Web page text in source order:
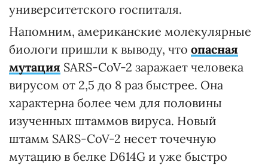
университетского госпиталя.
Напомним, американские молекулярные
биологи пришли к выводу, что опасная
мутация SARS-CoV-2 заражает человека
вирусом от 2,5 до 8 раз быстрее. Она
характерна более чем для половины
изученных штаммов вируса. Новый
штамм SARS-CoV-2 несет точечную
мутацию в белке D614G и уже быстро